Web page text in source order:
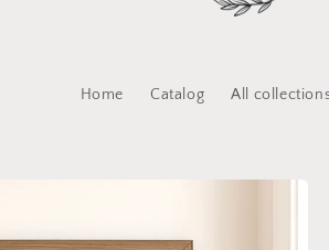
Home Catalog All